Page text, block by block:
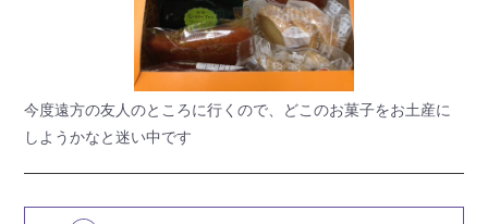
今度遠方の友人のところに行くので、どこのお菓子をお土産に
しようかなと迷い中です